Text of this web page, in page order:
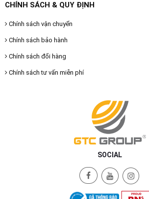
CHÍNH SÁCH & QUY ĐỊNH
Chính sách vận chuyển
Chính sách bảo hành
Chính sách đổi hàng
Chính sách tư vấn miễn phí
SOCIAL